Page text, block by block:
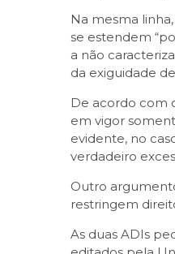
Na mesma
se estendem
a não
da exiguidade
De acordo com
em vigor
evidente, no
verdadeiro
Outro
restringem
As duas ADIs